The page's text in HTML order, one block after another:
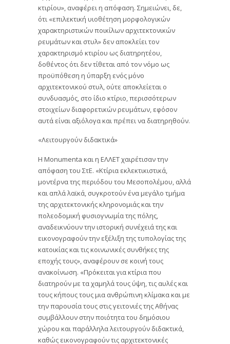
κτιρίου», αναφέρει η απόφαση. Σημειώνει, δε,
ότι «επιλεκτική υιοθέτηση μορφολογικών
χαρακτηριστικών ποικίλων αρχιτεκτονικών
ρευμάτων και στυλ» δεν αποκλείει τον
χαρακτηρισμό κτιρίου ως διατηρητέου,
δοθέντος ότι δεν τίθεται από τον νόμο ως
προϋπόθεση η ύπαρξη ενός μόνο
αρχιτεκτονικού στυλ, ούτε αποκλείεται ο
συνδυασμός, στο ίδιο κτίριο, περισσότερων
στοιχείων διαφορετικών ρευμάτων, εφόσον
αυτά είναι αξιόλογα και πρέπει να διατηρηθούν.
«Λειτουργούν διδακτικά»
Η Monumenta και η ΕΛΛΕΤ χαιρέτισαν την
απόφαση του ΣτΕ. «Κτίρια εκλεκτικιστικά,
μοντέρνα της περιόδου του Μεσοπολέμου, αλλά
και απλά λαϊκά, συγκροτούν ένα μεγάλο τμήμα
της αρχιτεκτονικής κληρονομιάς και την
πολεοδομική φυσιογνωμία της πόλης,
αναδεικνύουν την ιστορική συνέχειά της και
εικονογραφούν την εξέλιξη της τυπολογίας της
κατοικίας και τις κοινωνικές συνθήκες της
εποχής τους», αναφέρουν σε κοινή τους
ανακοίνωση. «Πρόκειται για κτίρια που
διατηρούν με τα χαμηλά τους ύψη, τις αυλές και
τους κήπους τους μια ανθρώπινη κλίμακα και με
την παρουσία τους στις γειτονιές της Αθήνας
συμβάλλουν στην ποιότητα του δημόσιου
χώρου και παράλληλα λειτουργούν διδακτικά,
καθώς εικονογραφούν τις αρχιτεκτονικές